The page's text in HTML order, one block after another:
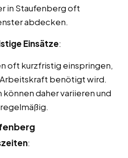
in Staufenberg oft
abdecken.
Einsätze:
oft kurzfristig einspringen,
benötigt wird.
daher variieren und
: